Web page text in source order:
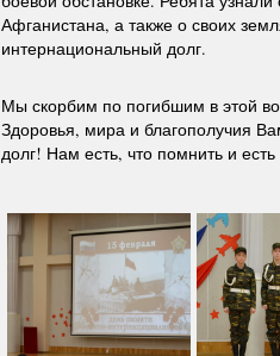
Афганистана, а также о своих
интернациональный долг.
Мы скорбим по погибшим в этой
Здоровья, мира и благополучия
долг! Нам есть, что помнить и